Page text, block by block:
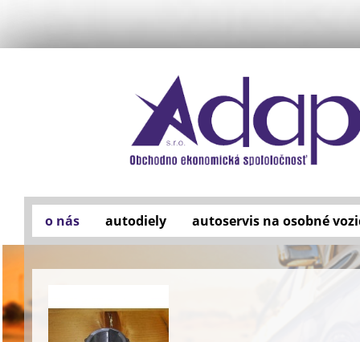
o nás autodiely autoservis na osobné